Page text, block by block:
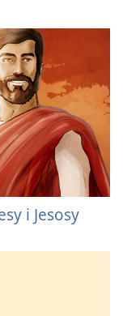
i Jesosy